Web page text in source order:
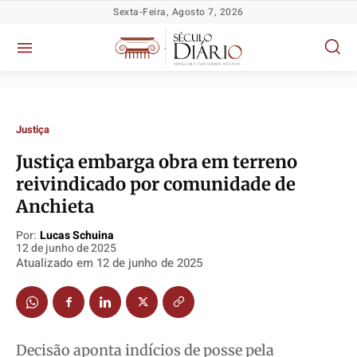
Política
Socioeconômicas
Justiça
Segurança
Política
Socioeconômicas
Justiça
Segurança
Política
Socioeconômicas
Justiça
Segurança
Política
Socioeconômicas
Justiça
Segurança
Sexta-Feira, Agosto 7, 2026
Justiça
Justiça embarga obra em terreno
reivindicado por comunidade de
Anchieta
Por: Lucas Schuina
12 de junho de 2025
Atualizado em 12 de junho de 2025
Decisão aponta indícios de posse pela